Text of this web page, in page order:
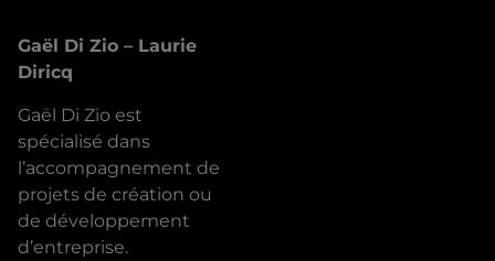
Gaël Di Zio – Laurie
Diricq
Gaël Di Zio est
spécialisé dans
l’accompagnement de
projets de création ou
de développement
d’entreprise.